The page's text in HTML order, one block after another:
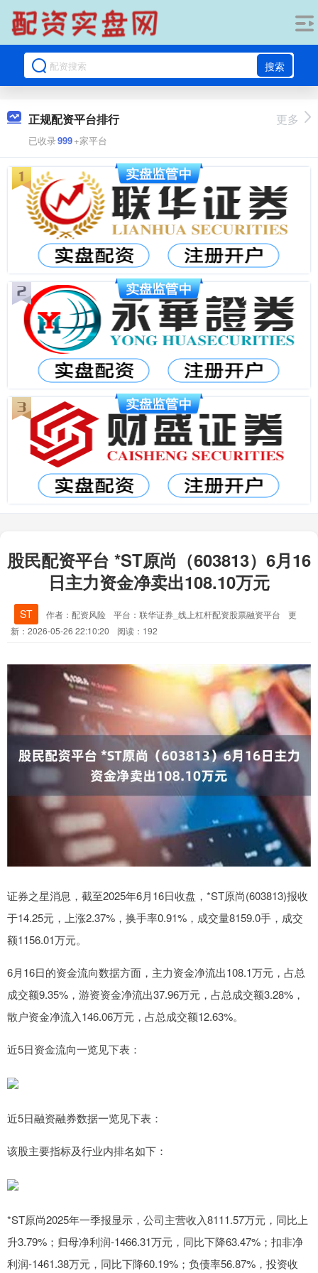
搜索
正规配资平台排行
已收录999+家平台
更多
股民配资平台 *ST原尚（603813）6月16
日主力资金净卖出108.10万元
ST 作者：配资风险 平台：联华证券_线上杠杆配资股票融资平台
更
新：2026-05-26 22:10:20
阅读：192
证券之星消息，截至2025年6月16日收盘，*ST原尚(603813)报收
于14.25元，上涨2.37%，换手率0.91%，成交量8159.0手，成交
额1156.01万元。
6月16日的资金流向数据方面，主力资金净流出108.1万元，占总
成交额9.35%，游资资金净流出37.96万元，占总成交额3.28%，
散户资金净流入146.06万元，占总成交额12.63%。
近5日资金流向一览见下表：
近5日融资融券数据一览见下表：
该股主要指标及行业内排名如下：
*ST原尚2025年一季报显示，公司主营收入8111.57万元，同比上
升3.79%；归母净利润-1466.31万元，同比下降63.47%；扣非净
利润-1461.38万元，同比下降60.19%；负债率56.87%，投资收